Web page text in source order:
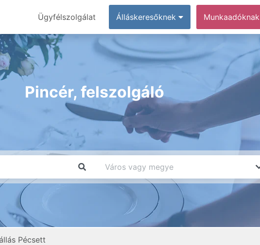
Ügyfélszolgálat Álláskeresőknek Munkaadóknak
Pincér, felszolgáló
Pécsett